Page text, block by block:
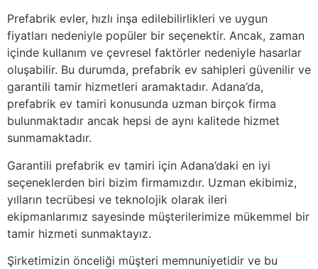
Prefabrik evler, hızlı inşa edilebilirlikleri ve uygun
fiyatları nedeniyle popüler bir seçenektir. Ancak, zaman
içinde kullanım ve çevresel faktörler nedeniyle hasarlar
oluşabilir. Bu durumda, prefabrik ev sahipleri güvenilir ve
garantili tamir hizmetleri aramaktadır. Adana’da,
prefabrik ev tamiri konusunda uzman birçok firma
bulunmaktadır ancak hepsi de aynı kalitede hizmet
sunmamaktadır.
Garantili prefabrik ev tamiri için Adana’daki en iyi
seçeneklerden biri bizim firmamızdır. Uzman ekibimiz,
yılların tecrübesi ve teknolojik olarak ileri
ekipmanlarımız sayesinde müşterilerimize mükemmel bir
tamir hizmeti sunmaktayız.
Şirketimizin önceliği müşteri memnuniyetidir ve bu